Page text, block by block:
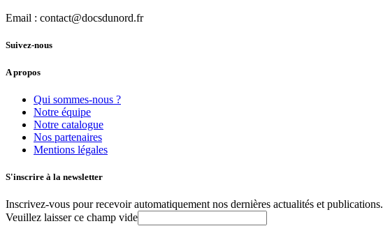
Email : contact@docsdunord.fr
Suivez-nous
A propos
Qui sommes-nous ?
Notre équipe
Notre catalogue
Nos partenaires
Mentions légales
S'inscrire à la newsletter
Inscrivez-vous pour recevoir automatiquement nos dernières actualités et publications.
Veuillez laisser ce champ vide